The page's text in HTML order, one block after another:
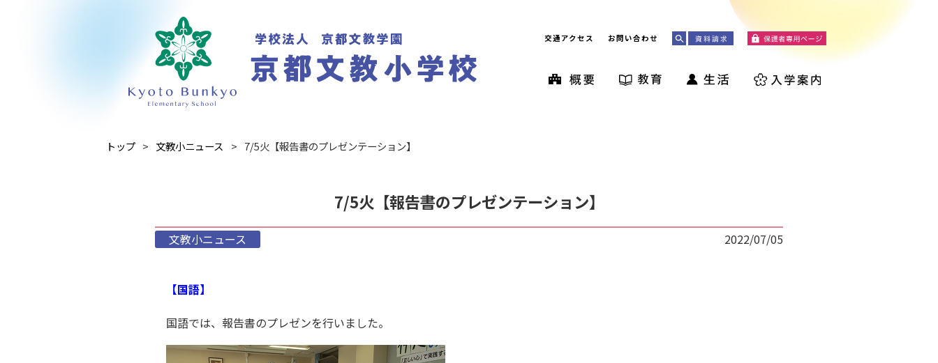
交通アクセス お問い合わせ
トップ 文教小ニュース 7/5火【報告書のプレゼンテーション】
7/5火【報告書のプレゼンテーション】
文教小ニュース 2022/07/05
【国語】
国語では、報告書のプレゼンを行いました。